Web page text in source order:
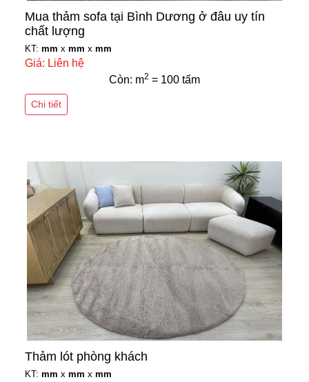
Mua thảm sofa tại Bình Dương ở đâu uy tín
chất lượng
KT: mm x mm x mm
Giá: Liên hệ
Còn: m2 = 100 tấm
Chi tiết
Thảm lót phòng khách
KT: mm x mm x mm